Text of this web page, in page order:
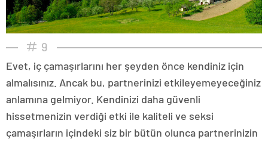
9
Evet, iç çamaşırlarını her şeyden önce kendiniz için
almalısınız. Ancak bu, partnerinizi etkileyemeyeceğiniz
anlamına gelmiyor. Kendinizi daha güvenli
hissetmenizin verdiği etki ile kaliteli ve seksi
çamaşırların içindeki siz bir bütün olunca partnerinizin